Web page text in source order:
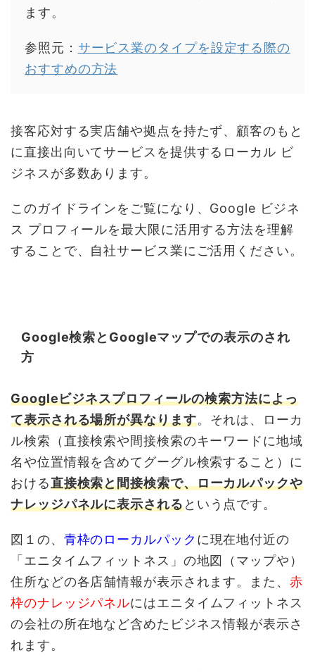
ます。
参照元： サービス業のタイプを設定する際の
おすすめの方法
接客応対する実店舗や拠点を持たず、顧客のもと
に直接出向いてサービスを提供するローカル ビ
ジネスが多数あります。
このガイドラインをご覧になり、Google ビジネ
ス プロフィールを最大限に活用する方法を理解
することで、自社サービス業にご活用ください。
Google検索とGoogleマップでの表示のされ
方
Googleビジネスプロフィールの検索方法によっ
て表示される場所が異なります。それは、ローカ
ル検索（直接検索や間接検索のキーワードに地域
名や位置情報を含めてグーグル検索すること）に
おける直接検索と間接検索で、ローカルパックや
ナレッジパネルに表示されるという点です。
図１の、 青枠のローカルパック に現在地付近の
「エニタイムフィットネス」の地図（マップや）
住所などの各店舗情報が表示されます。また、 赤
枠のナレッジパネルにはエニタイムフィットネス
の会社の所在地など含めたビジネス情報が表示さ
れます。